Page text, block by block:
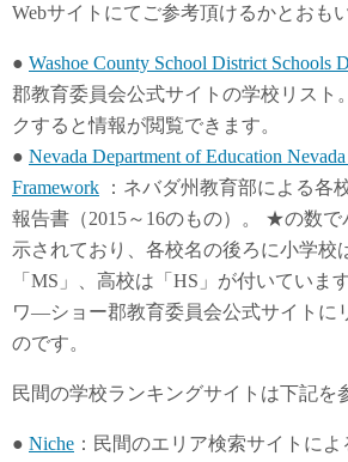
Webサイトにてご参考頂けるかとおも
● Washoe County School District Schools
郡教育委員会公式サイトの学校リスト
クすると情報が閲覧できます。
● Nevada Department of Education
Framework ：ネバダ州教育部による各
報告書（2015～16のもの）。 ★の数
示されており、各校名の後ろに小学校
「MS」、高校は「HS」が付いていま
ワ―ショー郡教育委員会公式サイトに
のです。
民間の学校ランキングサイトは下記を
● Niche ：民間のエリア検索サイトに